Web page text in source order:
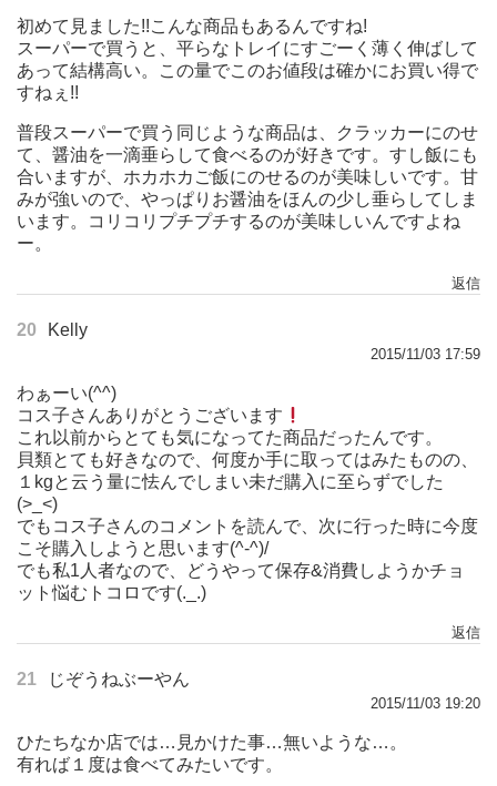
初めて見ました!!こんな商品もあるんですね!
スーパーで買うと、平らなトレイにすごーく薄く伸ばして
あって結構高い。この量でこのお値段は確かにお買い得で
すねぇ!!
普段スーパーで買う同じような商品は、クラッカーにのせ
て、醤油を一滴垂らして食べるのが好きです。すし飯にも
合いますが、ホカホカご飯にのせるのが美味しいです。甘
みが強いので、やっぱりお醤油をほんの少し垂らしてしま
います。コリコリプチプチするのが美味しいんですよね
ー。
返信
20 Kelly
2015/11/03 17:59
わぁーい(^^)
コス子さんありがとうございます
これ以前からとても気になってた商品だったんです。
貝類とても好きなので、何度か手に取ってはみたものの、
１kgと云う量に怯んでしまい未だ購入に至らずでした
(>_<)
でもコス子さんのコメントを読んで、次に行った時に今度
こそ購入しようと思います(^-^)/
でも私1人者なので、どうやって保存&消費しようかチョ
ット悩むトコロです(._.)
返信
21 じぞうねぶーやん
2015/11/03 19:20
ひたちなか店では…見かけた事…無いような…。
有れば１度は食べてみたいです。